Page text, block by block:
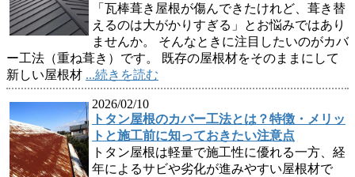
「瓦棒葺き屋根が傷んできたけれど、葺き替
えるのは大がかりすぎる」とお悩みではあり
ませんか。 そんなときに注目したいのがカバ
ー工法（重ね葺き）です。 既存の屋根材をそのままにして
新しい屋根材 ...続きを読む
2026/02/10
トタン屋根のカバー工法とは？特徴・メリッ
トと施工前に知っておきたい注意点
トタン屋根は軽量で施工性に優れる一方、経
年によるサビや劣化が進みやすい屋根材で